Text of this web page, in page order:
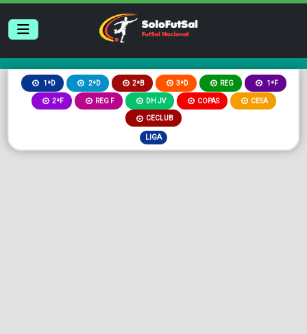
1ªD 2ªD 2ªB 3ªD REG 1ªF
2ªF REG F DH JV COPAS CESA
CECLUB
LIGA